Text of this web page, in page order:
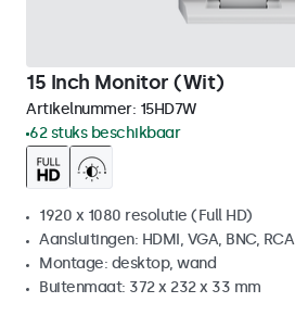
15 Inch Monitor (Wit)
Artikelnummer: 15HD7W
62 stuks beschikbaar
1920 x 1080 resolutie (Full HD)
Aansluitingen: HDMI, VGA, BNC, RCA
Montage: desktop, wand
Buitenmaat: 372 x 232 x 33 mm